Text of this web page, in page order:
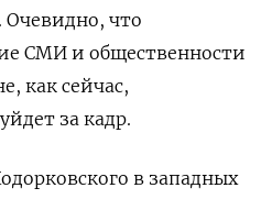
что
СМИ и общественности
как сейчас,
за кадр.
в западных